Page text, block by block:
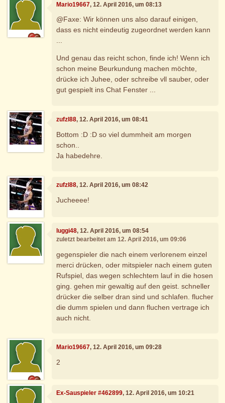
Mario19667, 12. April 2016, um 08:13
@Faxe: Wir können uns also darauf einigen,
dass es nicht eindeutig zugeordnet werden kann
...
Und genau das reicht schon, finde ich! Wenn ich
schon meine Beurkundung machen möchte,
drücke ich Juhee, oder schreibe vll sauber, oder
gut gespielt ins Chat Fenster ...
zufzl88, 12. April 2016, um 08:41
Bottom :D :D so viel dummheit am morgen
schon..
Ja habedehre.
zufzl88, 12. April 2016, um 08:42
Jucheeee!
luggi48, 12. April 2016, um 08:54
zuletzt bearbeitet am 12. April 2016, um 09:06
gegenspieler die nach einem verlorenem einzel
merci drücken, oder mitspieler nach einem guten
Rufspiel, das wegen schlechtem lauf in die hosen
ging. gehen mir gewaltig auf den geist. schneller
drücker die selber dran sind und schlafen. flucher
die dumm spielen und dann fluchen vertrage ich
auch nicht.
Mario19667, 12. April 2016, um 09:28
2
Ex-Sauspieler #462899, 12. April 2016, um 10:21